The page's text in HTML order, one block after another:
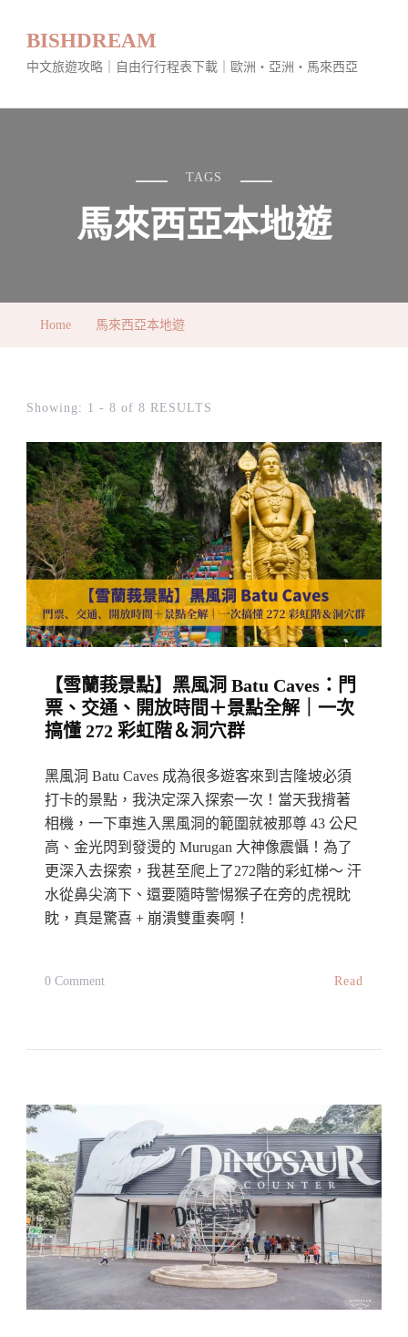
BISHDREAM
中文旅遊攻略｜自由行行程表下載｜歐洲・亞洲・馬來西亞
TAGS
馬來西亞本地遊
Home 馬來西亞本地遊
Showing: 1 - 8 of 8 RESULTS
【雪蘭莪景點】黑風洞 Batu Caves：門
票、交通、開放時間＋景點全解｜一次
搞懂 272 彩虹階＆洞穴群
黑風洞 Batu Caves 成為很多遊客來到吉隆坡必須
打卡的景點，我決定深入探索一次！當天我揹著
相機，一下車進入黑風洞的範圍就被那尊 43 公尺
高、金光閃到發燙的 Murugan 大神像震懾！為了
更深入去探索，我甚至爬上了272階的彩虹梯～ 汗
水從鼻尖滴下、還要隨時警惕猴子在旁的虎視眈
眈，真是驚喜 + 崩潰雙重奏啊！
0 CommentOn
黑
風
洞
Batu
Caves：
票、
Read